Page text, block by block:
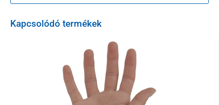
mely színe hófehér, és tapintásra nagyon kellemes, tökéletesen
alkalmas a gyerekek érzékeny bőréhez. A huzat át van szőve 200
Kapcsolódó termékek